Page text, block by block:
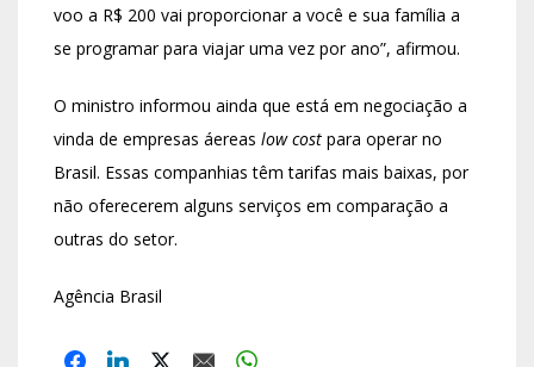
voo a R$ 200 vai proporcionar a você e sua família a
se programar para viajar uma vez por ano”, afirmou.
O ministro informou ainda que está em negociação a
vinda de empresas áereas low cost para operar no
Brasil. Essas companhias têm tarifas mais baixas, por
não oferecerem alguns serviços em comparação a
outras do setor.
Agência Brasil